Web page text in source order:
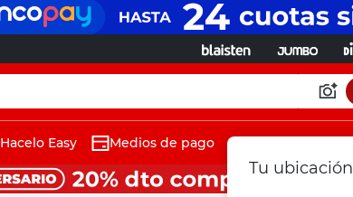
Tu ubicación
Hacelo Easy Medios de pago